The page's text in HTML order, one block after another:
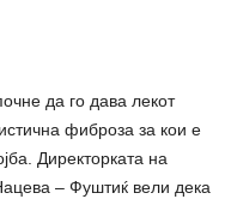
да го дава лекот
фиброза за кои е
Директорката на
– Фуштиќ вели дека